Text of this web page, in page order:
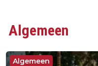
Algemeen
Algemeen